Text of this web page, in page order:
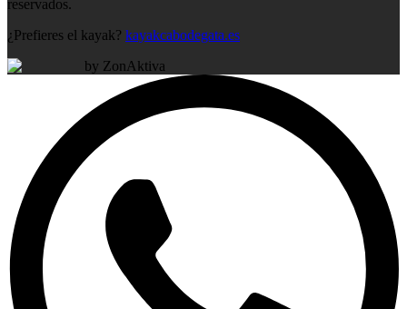
reservados.
¿Prefieres el kayak? kayakcabodegata.es
by ZonAktiva